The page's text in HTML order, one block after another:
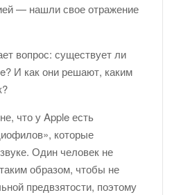
— нашли свое отражение
вопрос: существует ли
И как они решают, каким
что у Apple есть
которые
Один человек не
образом, чтобы не
предвзятости, поэтому